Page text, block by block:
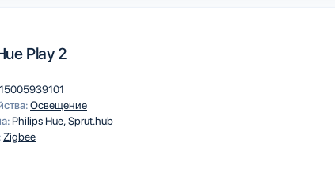
Play 2
Освещение
Philips HueSprut.hub
Zigbee